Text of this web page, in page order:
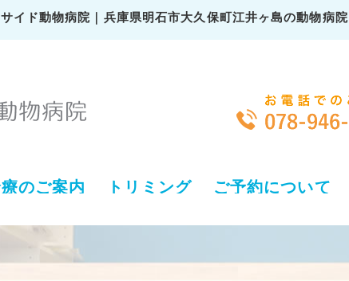
イド動物病院｜兵庫県明石市大久保町江井ヶ島の動物病院
のご案内 トリミング ご予約について